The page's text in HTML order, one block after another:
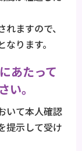
ますので、
ります。
あたって
い。
いて本人確認
提示して受け